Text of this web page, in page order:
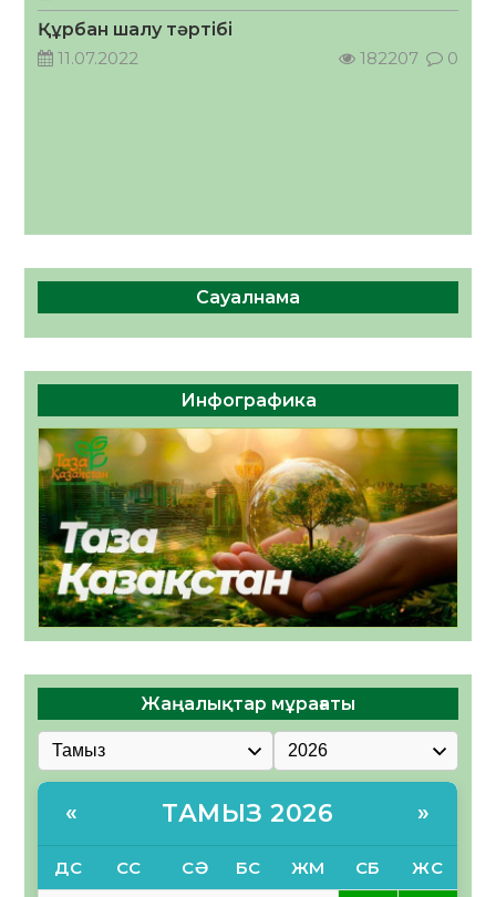
ҚОСЫЛҒАН ҮЛЕС
05.08.2026
Құрбан шалу тәртібі
11.07.2022
182207 0
Сауалнама
Инфографика
Жаңалықтар мұрағаты
« ТАМЫЗ 2026 »
ДС СС СӘ БС ЖМ СБ ЖС